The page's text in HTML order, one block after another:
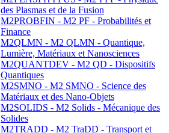
des Plasmas et de la Fusion
M2PROBFIN - M2 PF - Probabilités et
Finance
M2QLMN - M2 QLMN - Quantique,
Lumière, Matériaux et Nanosciences
M2QUANTDEV - M2 QD - Dispositifs
Quantiques
M2SMNO - M2 SMNO - Science des
Matériaux et des Nano-Objets
M2SOLIDS - M2 Solids - Mécanique des
Solides
M2TRADD - M2 TraDD - Transport et